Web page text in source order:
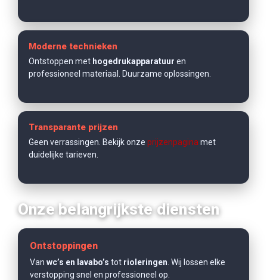
Moderne technieken
Ontstoppen met hogedrukapparatuur en
professioneel materiaal. Duurzame oplossingen.
Transparante prijzen
Geen verrassingen. Bekijk onze prijzenpagina met
duidelijke tarieven.
Onze belangrijkste diensten
Ontstoppingen
Van wc’s en lavabo’s tot rioleringen . Wij lossen elke
verstopping snel en professioneel op.